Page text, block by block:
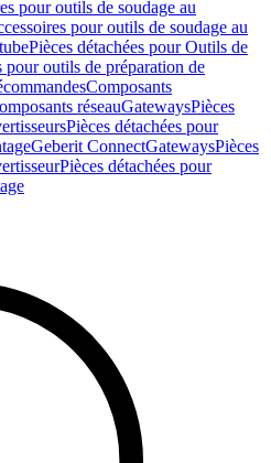
pour outils de soudage au
pour outils de soudage au
Pièces détachées pour Outils de
pour outils de préparation de
Composants
réseauGatewaysPièces
Pièces détachées pour
Geberit ConnectGatewaysPièces
Pièces détachées pour